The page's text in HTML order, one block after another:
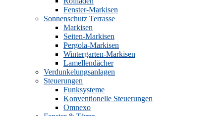
Fenster-Markisen
Sonnenschutz Terrasse
Markisen
Seiten-Markisen
Pergola-Markisen
Wintergarten-Markisen
Lamellendächer
Verdunkelungsanlagen
Steuerungen
Funksysteme
Konventionelle Steuerungen
Omnexo